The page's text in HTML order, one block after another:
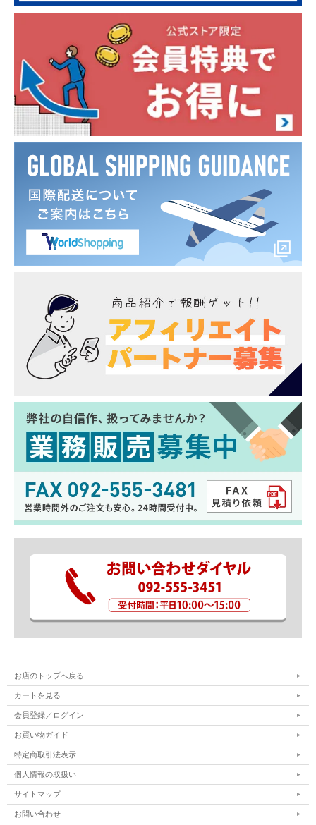
お店のトップへ戻る
カートを見る
会員登録／ログイン
お買い物ガイド
特定商取引法表示
個人情報の取扱い
サイトマップ
お問い合わせ